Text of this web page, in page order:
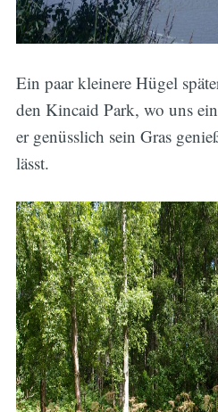
Ein paar kleinere Hügel
den Kincaid Park, wo uns
er genüsslich sein Gras
lässt.